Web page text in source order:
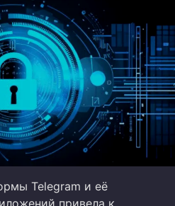
Telegram и её
привела к